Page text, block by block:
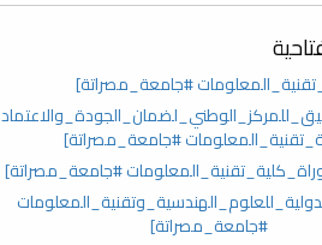
#جامعة_مصراتة]
#جامعة_مصراتة]
#جامعة_مصراتة]
#جامعة_مصراتة]